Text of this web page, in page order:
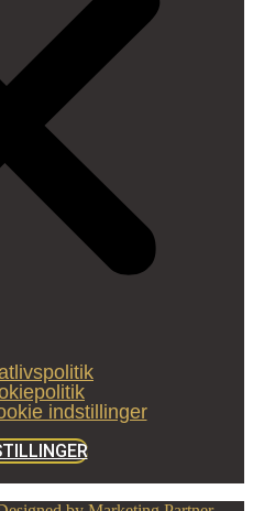
indstillinger